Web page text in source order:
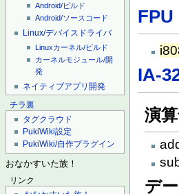
Android/ビルド
Android/ソースコード
Linux/デバイスドライバ
Linuxカーネル/ビルド
カーネルモジュール/開
発
ネイティブアプリ開発
チラ裏
タグクラウド
PukiWiki設定
PukiWiki/自作プラグイン
おなかすいた族！
リンク
FPU
IA-
演
デ